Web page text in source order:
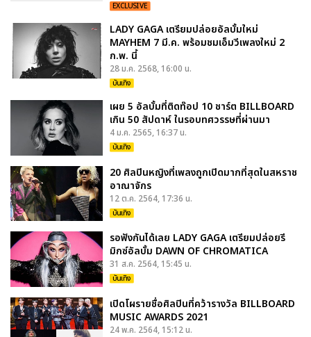
EXCLUSIVE
LADY GAGA เตรียมปล่อยอัลบั้มใหม่
MAYHEM 7 มี.ค. พร้อมชมเอ็มวีเพลงใหม่ 2
ก.พ. นี้
28 ม.ค. 2568, 16:00 น.
บันเทิง
เผย 5 อัลบั้มที่ติดท๊อป 10 ชาร์ต BILLBOARD
เกิน 50 สัปดาห์ ในรอบทศวรรษที่ผ่านมา
4 ม.ค. 2565, 16:37 น.
บันเทิง
20 ศิลปินหญิงที่เพลงถูกเปิดมากที่สุดในสหราช
อาณาจักร
12 ต.ค. 2564, 17:36 น.
บันเทิง
รอฟังกันได้เลย LADY GAGA เตรียมปล่อยรี
มิกซ์อัลบั้ม DAWN OF CHROMATICA
31 ส.ค. 2564, 15:45 น.
บันเทิง
เปิดโผรายชื่อศิลปินที่คว้ารางวัล BILLBOARD
MUSIC AWARDS 2021
24 พ.ค. 2564, 15:12 น.